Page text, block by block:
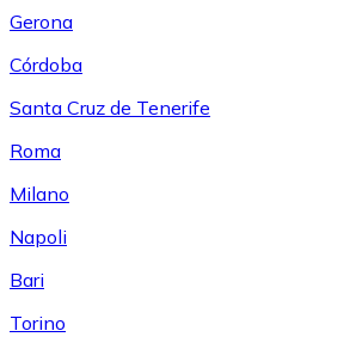
Gerona
Córdoba
Santa Cruz de Tenerife
Roma
Milano
Napoli
Bari
Torino